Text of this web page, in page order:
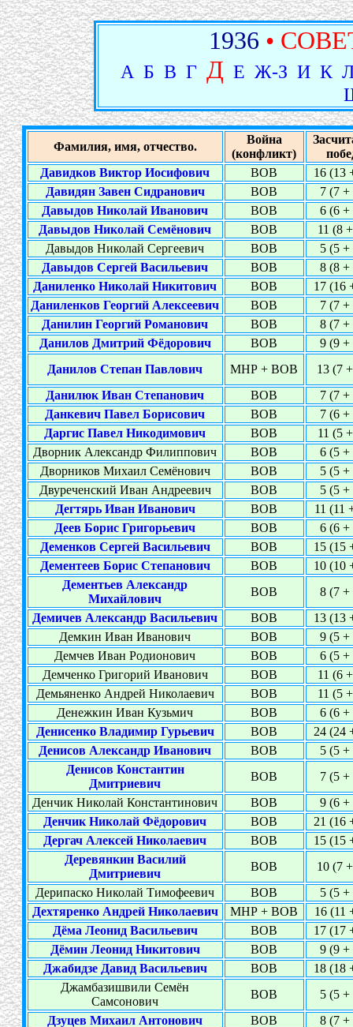
1936 •
А Б В Г Д Е Ж-З И К
Фамилия, имя, отчество.
Война
(конфликт)
Давидков Виктор Иосифович
ВОВ
16 (13
Давидян Завен Сидранович
ВОВ
7 (7 +
Давыдов Николай Иванович
ВОВ
6 (6 +
Давыдов Николай Семёнович
ВОВ
11 (8
Давыдов Николай Сергеевич
ВОВ
5 (5 +
Давыдов Сергей Васильевич
ВОВ
8 (8 +
Даниленко Николай Никитович
ВОВ
17 (16
Даниленков Георгий Алексеевич
ВОВ
7 (7 +
Данилин Георгий Романович
ВОВ
8 (7 +
Данилов Дмитрий Фёдорович
ВОВ
9 (9 +
Данилов Степан Павлович
МНР + ВОВ
13 (7
Данилюк Иван Степанович
ВОВ
7 (7 +
Данкевич Павел Борисович
ВОВ
7 (6 +
Даргис Павел Никодимович
ВОВ
11 (5
Дворник Александр Филиппович
ВОВ
6 (5 +
Дворников Михаил Семёнович
ВОВ
5 (5 +
Двуреченский Иван Андреевич
ВОВ
5 (5 +
Дегтярь Иван Иванович
ВОВ
11 (11
Деев Борис Григорьевич
ВОВ
6 (6 +
Деменков Сергей Васильевич
ВОВ
15 (15
Дементеев Борис Степанович
ВОВ
10 (10
Дементьев Александр
Михайлович
ВОВ
8 (7 +
Демичев Александр Васильевич
ВОВ
13 (13
Демкин Иван Иванович
ВОВ
9 (5 +
Демчев Иван Родионович
ВОВ
6 (5 +
Демченко Григорий Иванович
ВОВ
11 (6
Демьяненко Андрей Николаевич
ВОВ
11 (5
Денежкин Иван Кузьмич
ВОВ
6 (6 +
Денисенко Владимир Гурьевич
ВОВ
24 (24
Денисов Александр Иванович
ВОВ
5 (5 +
Денисов Константин
Дмитриевич
ВОВ
7 (5 +
Денчик Николай Константинович
ВОВ
9 (6 +
Денчик Николай Фёдорович
ВОВ
21 (16
Дергач Алексей Николаевич
ВОВ
15 (15
Деревянкин Василий
Дмитриевич
ВОВ
10 (7
Дерипаско Николай Тимофеевич
ВОВ
5 (5 +
Дехтяренко Андрей Николаевич
МНР + ВОВ
16 (11
Дёма Леонид Васильевич
ВОВ
17 (17
Дёмин Леонид Никитович
ВОВ
9 (9 +
Джабидзе Давид Васильевич
ВОВ
18 (18
Джамбазишвили Семён
Самсонович
ВОВ
5 (5 +
Дзуцев Михаил Антонович
ВОВ
8 (7 +